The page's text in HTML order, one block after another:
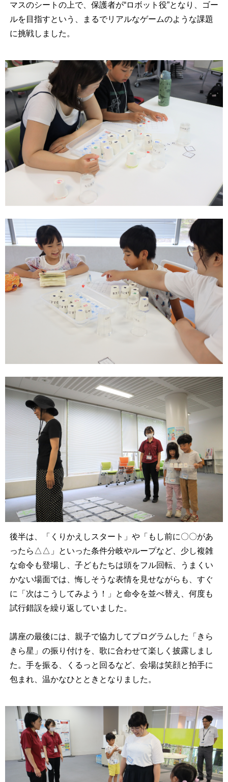
マスのシートの上で、保護者が“ロボット役”となり、ゴー
ルを目指すという、まるでリアルなゲームのような課題
に挑戦しました。
後半は、「くりかえしスタート」や「もし前に〇〇があ
ったら△△」といった条件分岐やループなど、少し複雑
な命令も登場し、子どもたちは頭をフル回転、うまくい
かない場面では、悔しそうな表情を見せながらも、すぐ
に「次はこうしてみよう！」と命令を並べ替え、何度も
試行錯誤を繰り返していました。
講座の最後には、親子で協力してプログラムした「きら
きら星」の振り付けを、歌に合わせて楽しく披露しまし
た。手を振る、くるっと回るなど、会場は笑顔と拍手に
包まれ、温かなひとときとなりました。